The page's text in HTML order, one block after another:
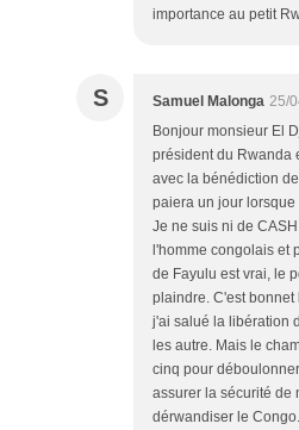
importance au petit
S Samuel Malonga 25/
Bonjour monsieur El
président du Rwanda
avec la bénédiction
paiera un jour
Je ne suis ni de
l'homme congolais et
de Fayulu est vrai, le
plaindre. C'est bonnet
j'ai salué la libération
les autre. Mais le
cinq pour
assurer la sécurité de
dérwandiser le